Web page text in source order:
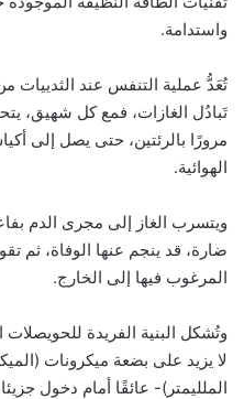
واستدامة.
تُعَدُّ عملية التنفس عند الثدييات
تَبادُل الغازات، فمع كل شهيق،
مرورًا بالرئتين، حتى يصل إلى
الهوائية.
ويتسرب الغاز إلى مجرى الدم
ضارة، قد ينجم عنها الوفاة، ثم
المرغوب فيها إلى الخارج.
وتُشكل البنية الفريدة
الملليمتر)- عائقًا أمام دخول